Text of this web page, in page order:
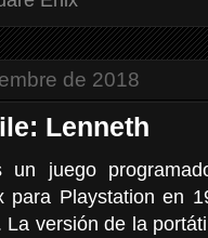
de 2018
Lenneth
un juego
para Playstation en
La versión de la